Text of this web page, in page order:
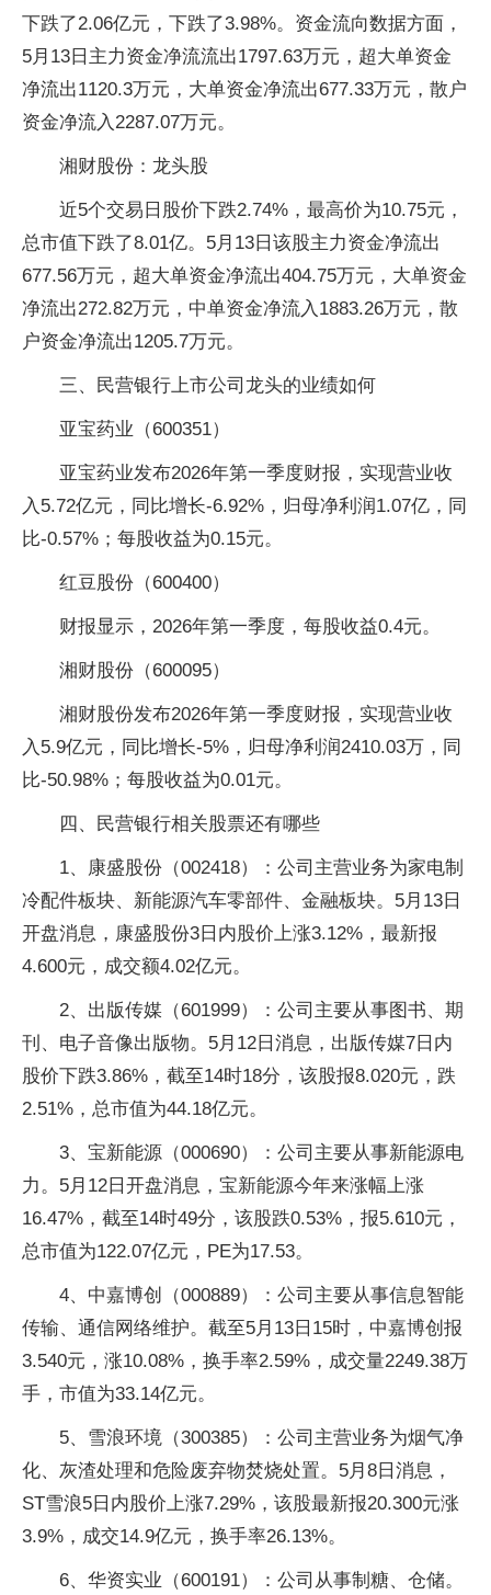
下跌了2.06亿元，下跌了3.98%。资金流向数据方面，
5月13日主力资金净流流出1797.63万元，超大单资金
净流出1120.3万元，大单资金净流出677.33万元，散户
资金净流入2287.07万元。
湘财股份：龙头股
近5个交易日股价下跌2.74%，最高价为10.75元，
总市值下跌了8.01亿。5月13日该股主力资金净流出
677.56万元，超大单资金净流出404.75万元，大单资金
净流出272.82万元，中单资金净流入1883.26万元，散
户资金净流出1205.7万元。
三、民营银行上市公司龙头的业绩如何
亚宝药业（600351）
亚宝药业发布2026年第一季度财报，实现营业收
入5.72亿元，同比增长-6.92%，归母净利润1.07亿，同
比-0.57%；每股收益为0.15元。
红豆股份（600400）
财报显示，2026年第一季度，每股收益0.4元。
湘财股份（600095）
湘财股份发布2026年第一季度财报，实现营业收
入5.9亿元，同比增长-5%，归母净利润2410.03万，同
比-50.98%；每股收益为0.01元。
四、民营银行相关股票还有哪些
1、康盛股份（002418）：公司主营业务为家电制
冷配件板块、新能源汽车零部件、金融板块。5月13日
开盘消息，康盛股份3日内股价上涨3.12%，最新报
4.600元，成交额4.02亿元。
2、出版传媒（601999）：公司主要从事图书、期
刊、电子音像出版物。5月12日消息，出版传媒7日内
股价下跌3.86%，截至14时18分，该股报8.020元，跌
2.51%，总市值为44.18亿元。
3、宝新能源（000690）：公司主要从事新能源电
力。5月12日开盘消息，宝新能源今年来涨幅上涨
16.47%，截至14时49分，该股跌0.53%，报5.610元，
总市值为122.07亿元，PE为17.53。
4、中嘉博创（000889）：公司主要从事信息智能
传输、通信网络维护。截至5月13日15时，中嘉博创报
3.540元，涨10.08%，换手率2.59%，成交量2249.38万
手，市值为33.14亿元。
5、雪浪环境（300385）：公司主营业务为烟气净
化、灰渣处理和危险废弃物焚烧处置。5月8日消息，
ST雪浪5日内股价上涨7.29%，该股最新报20.300元涨
3.9%，成交14.9亿元，换手率26.13%。
6、华资实业（600191）：公司从事制糖、仓储。